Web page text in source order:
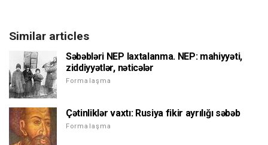
Similar articles
Səbəbləri NEP laxtalanma. NEP: mahiyyəti,
ziddiyyətlər, nəticələr
Formalaşma
Çətinliklər vaxtı: Rusiya fikir ayrılığı səbəb
Formalaşma